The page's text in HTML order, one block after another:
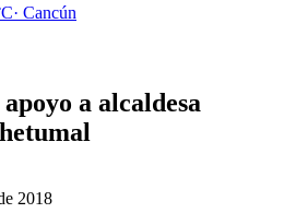
· Cancún
a alcaldesa
2018